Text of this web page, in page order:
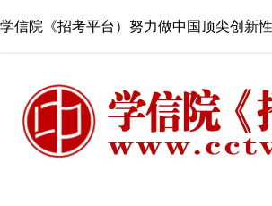
学信院《招考平台）努力做中国顶尖创新